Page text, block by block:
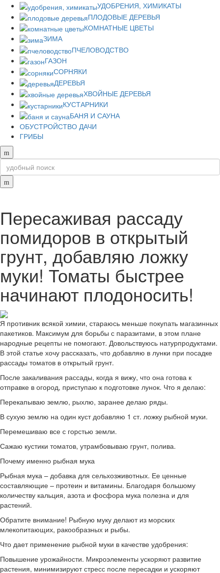
УДОБРЕНИЯ, ХИМИКАТЫ
ПЛОДОВЫЕ ДЕРЕВЬЯ
КОМНАТНЫЕ ЦВЕТЫ
ЗИМА
ПЧЕЛОВОДСТВО
ГАЗОН
СОРНЯКИ
ДЕРЕВЬЯ
ХВОЙНЫЕ ДЕРЕВЬЯ
КУСТАРНИКИ
БАНЯ И САУНА
ОБУСТРОЙСТВО ДАЧИ
ГРИБЫ
Пересаживая рассаду
помидоров в открытый
грунт, добавляю ложку
муки! Томаты быстрее
начинают плодоносить!
Я противник всякой химии, стараюсь меньше покупать магазинных
пакетиков. Максимум для борьбы с паразитами, в этом плане
народные рецепты не помогают. Довольствуюсь натурпродуктами.
В этой статье хочу рассказать, что добавляю в лунки при посадке
рассады томатов в открытый грунт.
После закаливания рассады, когда я вижу, что она готова к
отправке в огород, приступаю к подготовке лунок. Что я делаю:
Перекапываю землю, рыхлю, заранее делаю ряды.
В сухую землю на один куст добавляю 1 ст. ложку рыбной муки.
Перемешиваю все с горстью земли.
Сажаю кустики томатов, утрамбовываю грунт, полива.
Почему именно рыбная мука
Рыбная мука – добавка для сельхозживотных. Ее ценные
составляющие – протеин и витамины. Благодаря большому
количеству кальция, азота и фосфора мука полезна и для
растений.
Обратите внимание! Рыбную муку делают из морских
млекопитающих, ракообразных и рыбы.
Что дает применение рыбной муки в качестве удобрения:
Повышение урожайности. Микроэлементы ускоряют развитие
растения, минимизируют стресс после пересадки и ускоряют